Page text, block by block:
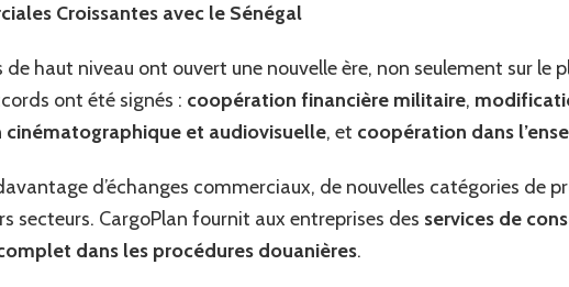
Croissantes avec le Sénégal
de haut niveau ont ouvert une nouvelle ère, non seulement sur le
ont été signés : coopération financière militaire,
et audiovisuelle, et coopération dans
d’échanges commerciaux, de nouvelles catégories de
secteurs. CargoPlan fournit aux entreprises des services de
dans les procédures douanières.